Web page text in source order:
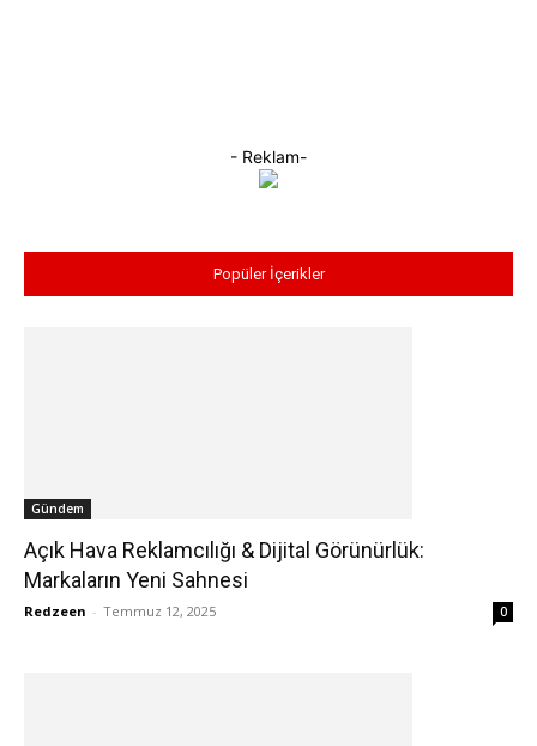
- Reklam-
Popüler İçerikler
Gündem
Açık Hava Reklamcılığı & Dijital Görünürlük:
Markaların Yeni Sahnesi
Redzeen - Temmuz 12, 2025 0